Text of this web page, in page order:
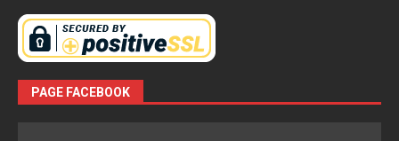
PAGE FACEBOOK